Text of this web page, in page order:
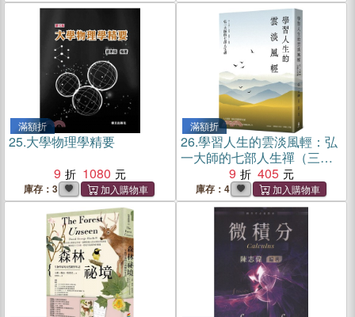
滿額折
25.大學物理學精要
9
1080
庫存：3
滿額折
26.學習人生的雲淡風輕：弘
一大師的七部人生禪（三
9 405
庫存：4